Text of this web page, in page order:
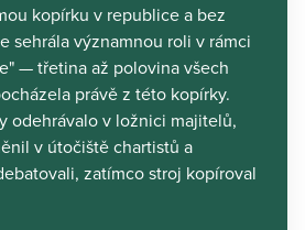
kopírku v republice a bez
sehrála významnou roli v rámci
— třetina až polovina všech
právě z této kopírky.
odehrávalo v ložnici majitelů,
v útočiště chartistů a
zatímco stroj kopíroval